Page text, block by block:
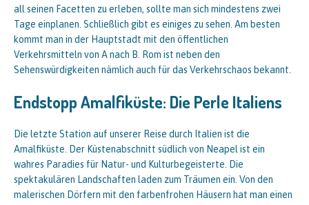
all seinen Facetten zu erleben, sollte man sich mindestens zwei
Tage einplanen. Schließlich gibt es einiges zu sehen. Am besten
kommt man in der Hauptstadt mit den öffentlichen
Verkehrsmitteln von A nach B. Rom ist neben den
Sehenswürdigkeiten nämlich auch für das Verkehrschaos bekannt.
Endstopp Amalfiküste: Die Perle Italiens
Die letzte Station auf unserer Reise durch Italien ist die
Amalfiküste. Der Küstenabschnitt südlich von Neapel ist ein
wahres Paradies für Natur- und Kulturbegeisterte. Die
spektakulären Landschaften laden zum Träumen ein. Von den
malerischen Dörfern mit den farbenfrohen Häusern hat man einen